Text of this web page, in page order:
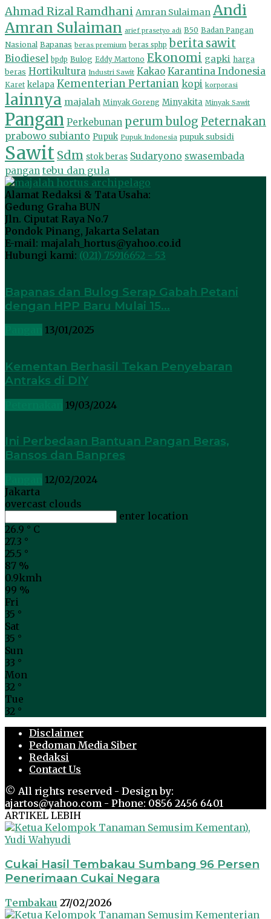
Ahmad Rizal Ramdhani Amran Sulaiman Andi
Amran Sulaiman arief prasetyo adi B50 Badan Pangan
Nasional Bapanas beras premium beras sphp berita sawit
Biodiesel bpdp Bulog Eddy Martono Ekonomi gapki harga
beras Hortikultura Industri Sawit Kakao Karantina Indonesia
Karet kelapa Kementerian Pertanian kopi korporasi
lainnya majalah Minyak Goreng Minyakita Minyak Sawit
Pangan Perkebunan perum bulog Peternakan
prabowo subianto Pupuk Pupuk Indonesia pupuk subsidi
Sawit Sdm stok beras Sudaryono swasembada
pangan tebu dan gula
Alamat Redaksi & Tata Usaha:
Gedung Graha BUN
Jln. Ciputat Raya No.7
Pondok Pinang, Jakarta Selatan
E-mail: majalah_hortus@yahoo.co.id
Hubungi kami: (021) 75916652 - 53
Bapanas dan Bulog Serap Gabah Petani
dengan HPP Baru Mulai 15...
13/01/2025
Kementan Berhasil Tekan Penyebaran
Antraks di DIY
19/03/2024
Ini Perbedaan Bantuan Pangan Beras,
Bansos dan Banpres
12/02/2024
Jakarta
overcast clouds
enter location
26.9 ° C
27.3 °
25.5 °
87 %
0.9kmh
99 %
Fri
35 °
Sat
35 °
Sun
33 °
Mon
32 °
Tue
32 °
Disclaimer
Pedoman Media Siber
Redaksi
Contact Us
© All rights reserved - Design by:
ajartos@yahoo.com - Phone: 0856 2456 6401
ARTIKEL LEBIH
Cukai Hasil Tembakau Sumbang 96 Persen
Penerimaan Cukai Negara
Tembakau 27/02/2026